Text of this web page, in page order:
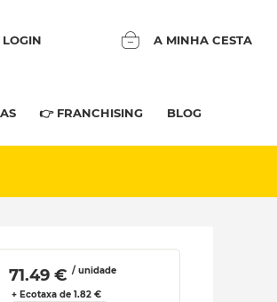
LOGIN A MINHA CESTA
👉 FRANCHISING BLOG
71.49 € / unidade
+ Ecotaxa de 1.82 €